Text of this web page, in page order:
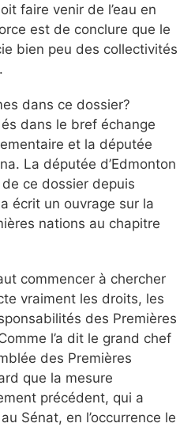
faire venir de l’eau en
est de conclure que le
bien peu des collectivités
dans ce dossier?
dans le bref échange
et la députée
La députée d’Edmonton
ce dossier depuis
écrit un ouvrage sur la
nations au chapitre
commencer à chercher
vraiment les droits, les
des Premières
l’a dit le grand chef
des Premières
que la mesure
précédent, qui a
Sénat, en l’occurrence le